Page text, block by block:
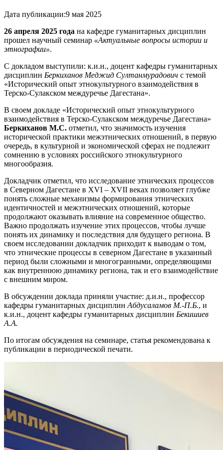
Дата публикации:9 мая 2025
26 апреля 2025 года на кафедре гуманитарных дисциплин
прошел научный семинар «Актуальные вопросы истории и
этнографии».
С докладом выступили: к.и.н., доцент кафедры гуманитарных
дисциплин Беркиханов Меджид Султанмурадович с темой
«Исторический опыт этнокультурного взаимодействия в
Терско-Сулакском междуречье Дагестана».
В своем докладе «Исторический опыт этнокультурного
взаимодействия в Терско-Сулакском междуречье Дагестана»
Беркиханов М.С. отметил, что значимость изучения
исторической практики межэтнических отношений, в первую
очередь, в культурной и экономической сферах не подлежит
сомнению в условиях российского этнокультурного
многообразия.
Докладчик отметил, что исследование этнических процессов
в Северном Дагестане в XVI – XVII веках позволяет глубже
понять сложные механизмы формирования этнических
идентичностей и межэтнических отношений, которые
продолжают оказывать влияние на современное общество.
Важно продолжать изучение этих процессов, чтобы лучше
понять их динамику и последствия для будущего региона. В
своем исследовании докладчик приходит к выводам о том,
что этнические процессы в северном Дагестане в указанный
период были сложными и многогранными, определяющими
как внутреннюю динамику региона, так и его взаимодействие
с внешним миром.
В обсуждении доклада приняли участие: д.и.н., профессор
кафедры гуманитарных дисциплин Абдусаламов М.-П.Б., и
к.и.н., доцент кафедры гуманитарных дисциплин Бекишиев
А.А.
По итогам обсуждения на семинаре, статья рекомендована к
публикации в периодической печати.